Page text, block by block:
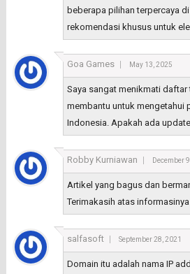
beberapa pilihan terpercaya
rekomendasi khusus untuk
Goa Games May 13, 2025
Saya sangat menikmati
membantu untuk mengetahui
Indonesia. Apakah ada
Robby Kurniawan December
Artikel yang bagus dan
Terimakasih atas informasinya
salfasoft September 28, 2021
Domain itu adalah nama IP